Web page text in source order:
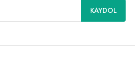
KAYDOL